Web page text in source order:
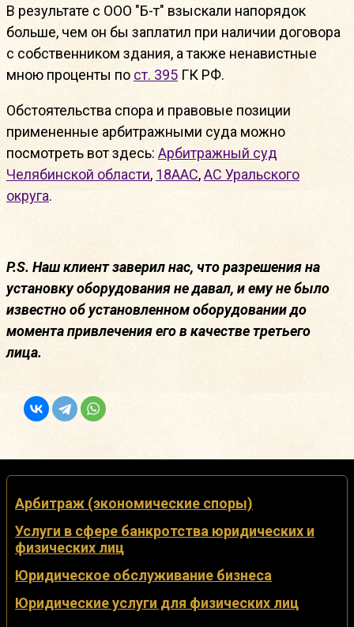
В результате с ООО "Б-т" взыскали напорядок
больше, чем он бы заплатил при наличии договора
с собственником здания, а также ненавистные
мною проценты по ст. 395 ГК РФ.
Обстоятельства спора и правовые позиции
примененные арбитражными суда можно
посмотреть вот здесь: Арбитражный суд
Челябинской области, 18ААС,АС Уральского
округа.
P.S. Наш клиент заверил нас, что разрешения на
установку оборудования не давал, и ему не было
известно об установленном оборудовании до
момента привлечения его в качестве третьего
лица.
Арбитраж (экономические споры)
Услуги в сфере банкротства юридических и
физических лиц
Юридическое обслуживание бизнеса
Юридические услуги для физических лиц